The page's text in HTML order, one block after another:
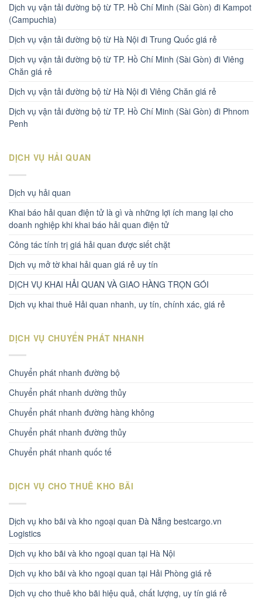
Dịch vụ vận tải đường bộ từ TP. Hồ Chí Minh (Sài Gòn) đi Kampot
(Campuchia)
Dịch vụ vận tải đường bộ từ Hà Nội đi Trung Quốc giá rẻ
Dịch vụ vận tải đường bộ từ TP. Hồ Chí Minh (Sài Gòn) đi Viêng
Chăn giá rẻ
Dịch vụ vận tải đường bộ từ Hà Nội đi Viêng Chăn giá rẻ
Dịch vụ vận tải đường bộ từ TP. Hồ Chí Minh (Sài Gòn) đi Phnom
Penh
DỊCH VỤ HẢI QUAN
Dịch vụ hải quan
Khai báo hải quan điện tử là gì và những lợi ích mang lại cho
doanh nghiệp khi khai báo hải quan điện tử
Công tác tính trị giá hải quan được siết chặt
Dịch vụ mở tờ khai hải quan giá rẻ uy tín
DỊCH VỤ KHAI HẢI QUAN VÀ GIAO HÀNG TRỌN GÓI
Dịch vụ khai thuê Hải quan nhanh, uy tín, chính xác, giá rẻ
DỊCH VỤ CHUYỂN PHÁT NHANH
Chuyển phát nhanh đường bộ
Chuyển phát nhanh dường thủy
Chuyển phát nhanh đường hàng không
Chuyển phát nhanh đường thủy
Chuyển phát nhanh quốc tế
DỊCH VỤ CHO THUÊ KHO BÃI
Dịch vụ kho bãi và kho ngoại quan Đà Nẵng bestcargo.vn
Logistics
Dịch vụ kho bãi và kho ngoại quan tại Hà Nội
Dịch vụ kho bãi và kho ngoại quan tại Hải Phòng giá rẻ
Dịch vụ cho thuê kho bãi hiệu quả, chất lượng, uy tín giá rẻ